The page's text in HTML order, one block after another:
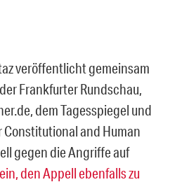
veröffentlicht gemeinsam
Frankfurter Rundschau,
dem Tagesspiegel und
Constitutional and Human
gegen die Angriffe auf
den Appell ebenfalls zu